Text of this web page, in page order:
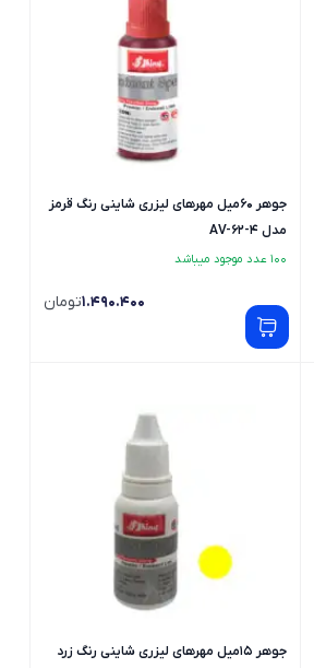
جوهر 60میل مهرهای لیزری شاینی رنگ قرمز
مدل AV-62-4
100 عدد موجود میباشد
1.490.400تومان
جوهر 15میل مهرهای لیزری شاینی رنگ زرد